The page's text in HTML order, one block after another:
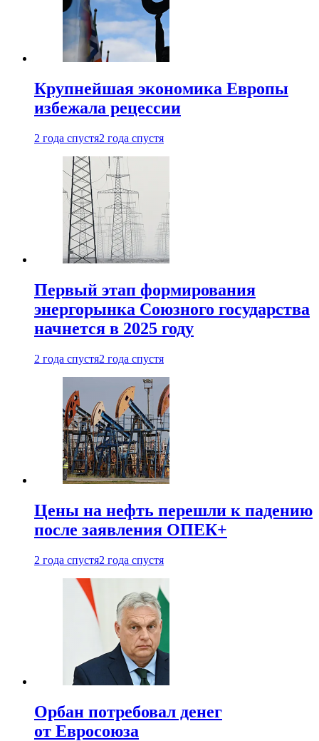
Крупнейшая экономика Европы
избежала рецессии
2 года спустя2 года спустя
Первый этап формирования
энергорынка Союзного государства
начнется в 2025 году
2 года спустя2 года спустя
Цены на нефть перешли к падению
после заявления ОПЕК+
2 года спустя2 года спустя
Орбан потребовал денег
от Евросоюза